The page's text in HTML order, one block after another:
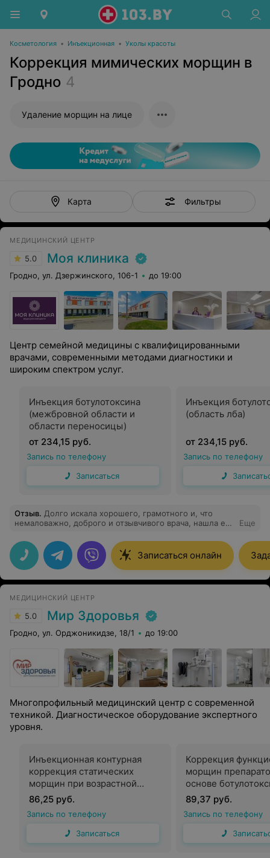
Косметология • Инъекционная • Уколы красоты
Коррекция мимических морщин в
Гродно 4
Удаление морщин на лице
Карта Фильтры
МЕДИЦИНСКИЙ ЦЕНТР
5.0 Моя клиника
Гродно, ул. Дзержинского, 106-1 до 19:00
Центр семейной медицины с квалифицированными
врачами, современными методами диагностики и
широким спектром услуг.
Инъекция ботулотоксина
(межбровной области и
области переносицы)
от 234,15 руб.
Запись по телефону
Записаться
Инъекция
(область лба)
от 234,15 руб.
Запись по телефону
Отзыв. Долго искала хорошего, грамотного и, что
немаловажно, доброго и отзывчивого врача, нашла его
начиная с продуманного интерьера и чистоты, и
заканчивая профессиональным и человеческим
подходом к лечению.
Еще
Записаться онлайн
МЕДИЦИНСКИЙ ЦЕНТР
5.0 Мир Здоровья
Гродно, ул. Орджоникидзе, 18/1 до 19:00
Многопрофильный медицинский центр с современной
техникой. Диагностическое оборудование экспертного
уровня.
Инъекционная контурная
коррекция статических
морщин при возрастной
атрофии кожи лица
86,25 руб.
Запись по телефону
Записаться
Коррекция
морщин
основе
89,37 руб.
Запись по телефону